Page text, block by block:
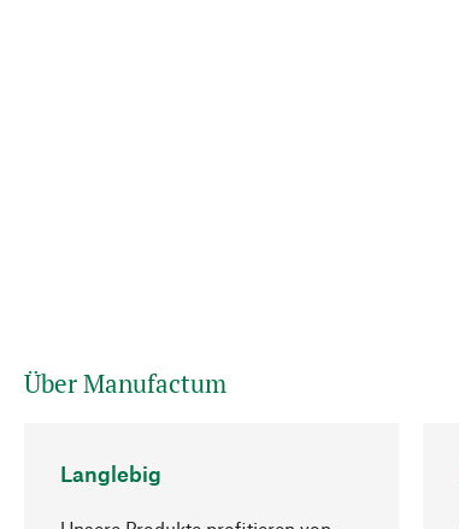
Über Manufactum
Langlebig